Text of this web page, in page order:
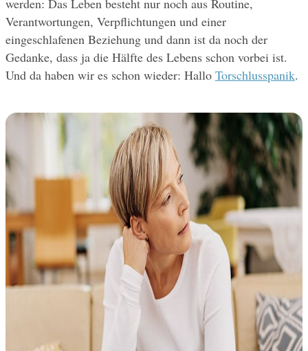
werden: Das Leben besteht nur noch aus Routine,
Verantwortungen, Verpflichtungen und einer
eingeschlafenen Beziehung und dann ist da noch der
Gedanke, dass ja die Hälfte des Lebens schon vorbei ist.
Und da haben wir es schon wieder: Hallo Torschlusspanik.